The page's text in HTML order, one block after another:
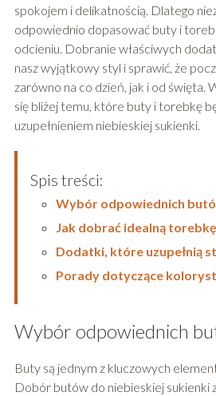
spokojem i delikatnością. Dlatego
odpowiednio dopasować buty i
odcieniu. Dobranie właściwych
nasz wyjątkowy styl i sprawić, że
zarówno na co dzień, jak i od święta.
się bliżej temu, które buty i torebkę
uzupełnieniem niebieskiej sukienki.
Spis treści:
Wybór odpowiednich
Jak dobrać idealną
Dodatki, które uzupełnią
Porady dotyczące
Wybór odpowiednich
Buty są jednym z kluczowych
Dobór butów do niebieskiej sukienki